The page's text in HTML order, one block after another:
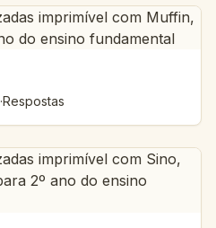
·Respostas